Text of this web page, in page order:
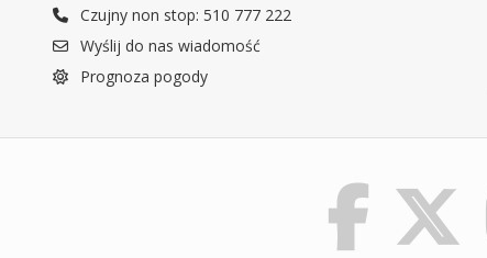
Czujny non stop: 510 777 222
Wyślij do nas wiadomość
Prognoza pogody